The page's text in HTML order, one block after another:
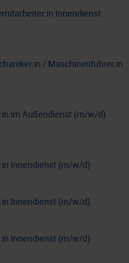
Innendienst
/ Maschinenführer:in
im Außendienst (m/w/d)
Innendienst (m/w/d)
Innendienst (m/w/d)
Innendienst (m/w/d)